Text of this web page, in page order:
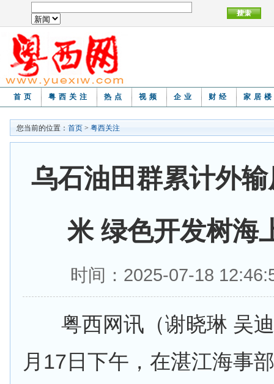
首页 粤西关注 热点 视频 企业 财经 家居
您当前的位置： 首页 > 粤西关注
乌石油田群累计外
米 绿色开发树海
时间：2025-07-18
粤西网讯（谢晓琳 吴迪
月17日下午，在湛江海事